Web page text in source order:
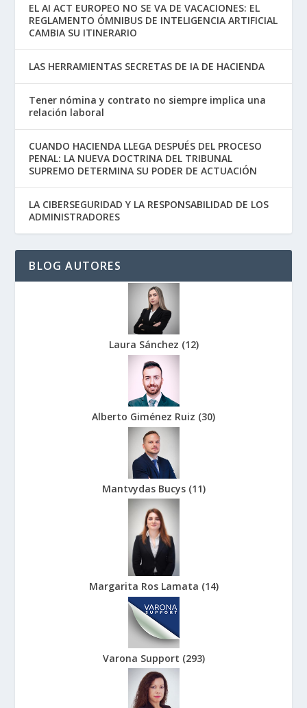
EL AI ACT EUROPEO NO SE VA DE VACACIONES: EL
REGLAMENTO ÓMNIBUS DE INTELIGENCIA ARTIFICIAL
CAMBIA SU ITINERARIO
LAS HERRAMIENTAS SECRETAS DE IA DE HACIENDA
Tener nómina y contrato no siempre implica una
relación laboral
CUANDO HACIENDA LLEGA DESPUÉS DEL PROCESO
PENAL: LA NUEVA DOCTRINA DEL TRIBUNAL
SUPREMO DETERMINA SU PODER DE ACTUACIÓN
LA CIBERSEGURIDAD Y LA RESPONSABILIDAD DE LOS
ADMINISTRADORES
BLOG AUTORES
Laura Sánchez (12)
Alberto Giménez Ruiz (30)
Mantvydas Bucys (11)
Margarita Ros Lamata (14)
Varona Support (293)